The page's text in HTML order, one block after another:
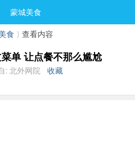
最新发表
蒙城美食
食 ⟩ 查看内容
单 让点餐不那么尴尬
: 北外网院
收藏